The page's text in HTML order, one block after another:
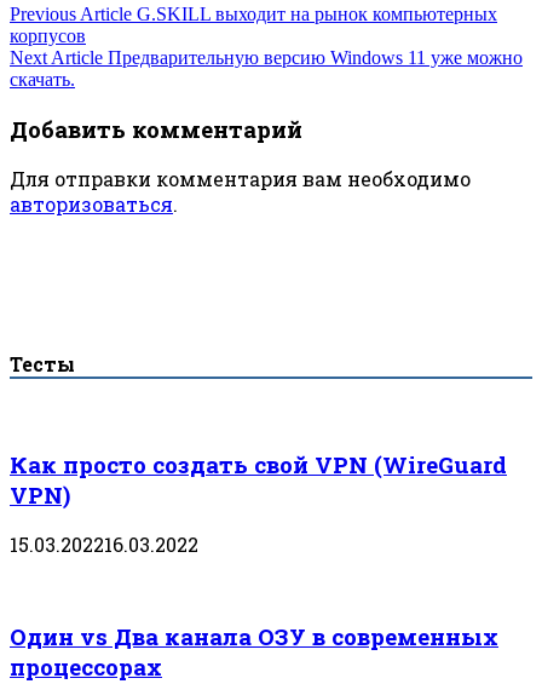
Навигация
по
записям
Previous Article G.SKILL выходит на рынок компьютерных
корпусов
Next Article Предварительную версию Windows 11 уже можно
скачать.
Добавить комментарий
Для отправки комментария вам необходимо
авторизоваться.
Тесты
Как просто создать свой VPN (WireGuard
VPN)
15.03.202216.03.2022
Один vs Два канала ОЗУ в современных
процессорах